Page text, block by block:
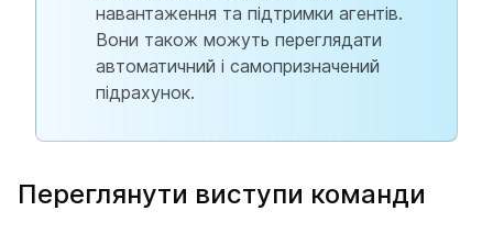
навантаження та підтримки агентів.
Вони також можуть переглядати
автоматичний і самопризначений
підрахунок.
Переглянути виступи команди